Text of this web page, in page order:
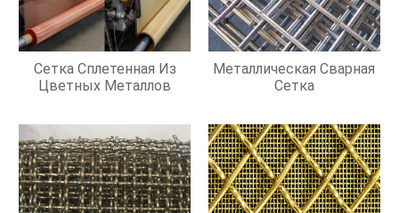
Сетка Сплетенная Из
Цветных Металлов
Металлическая Сварная
Сетка